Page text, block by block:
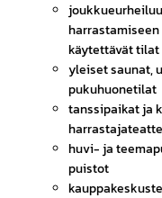
käytettävät
yleiset saunat,
pukuhuonetilat
tanssipaikat ja
huvi- ja
puistot